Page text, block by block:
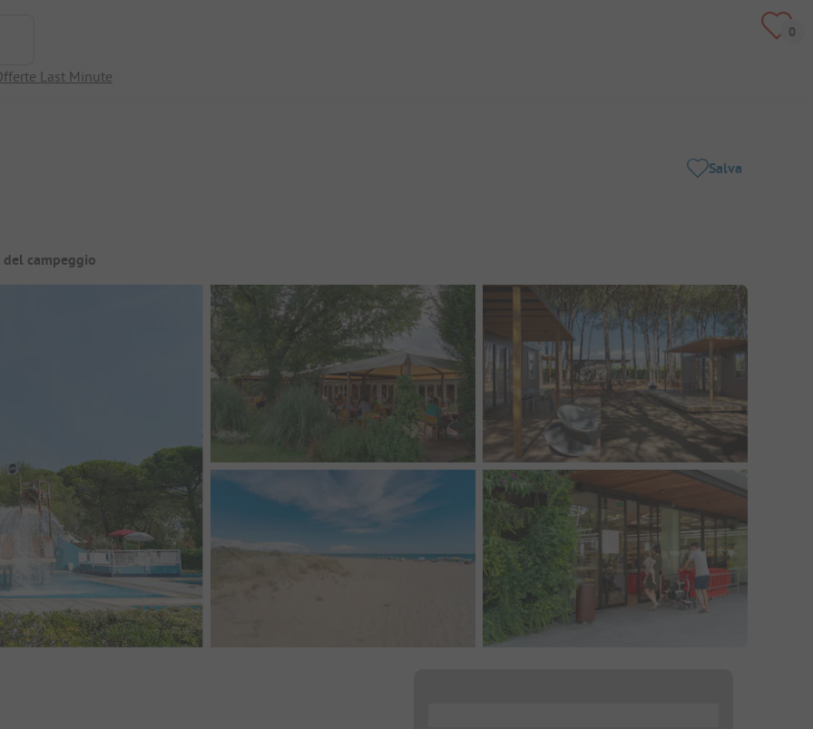
Last Minute
Salva
campeggio